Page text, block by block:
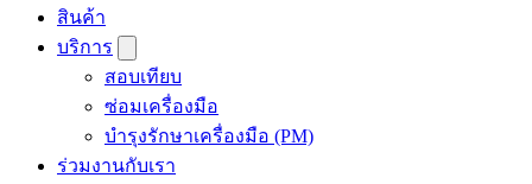
สินค้า
บริการ
สอบเทียบ
ซ่อมเครื่องมือ
บำรุงรักษาเครื่องมือ (PM)
ร่วมงานกับเรา